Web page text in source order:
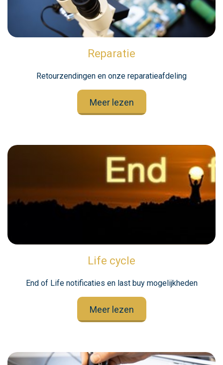
Reparatie
Retourzendingen en onze reparatieafdeling
Meer lezen
Life cycle
End of Life notificaties en last buy mogelijkheden
Meer lezen